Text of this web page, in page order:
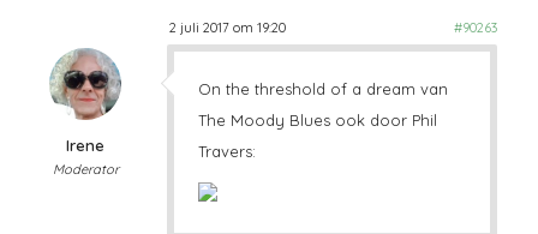
2 juli 2017 om 19:20 #90263
Irene
Moderator
On the threshold of a dream van
The Moody Blues ook door Phil
Travers: